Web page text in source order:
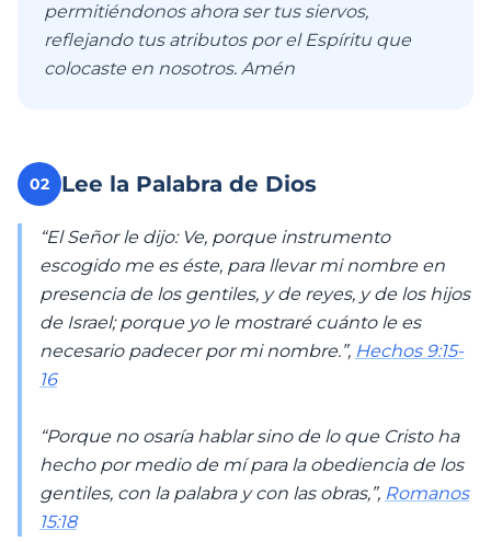
permitiéndonos ahora ser tus siervos,
reflejando tus atributos por el Espíritu que
colocaste en nosotros. Amén
02 Lee la Palabra de Dios
“El Señor le dijo: Ve, porque instrumento
escogido me es éste, para llevar mi nombre en
presencia de los gentiles, y de reyes, y de los hijos
de Israel; porque yo le mostraré cuánto le es
necesario padecer por mi nombre.”, Hechos 9:15-
16
“Porque no osaría hablar sino de lo que Cristo ha
hecho por medio de mí para la obediencia de los
gentiles, con la palabra y con las obras,”, Romanos
15:18